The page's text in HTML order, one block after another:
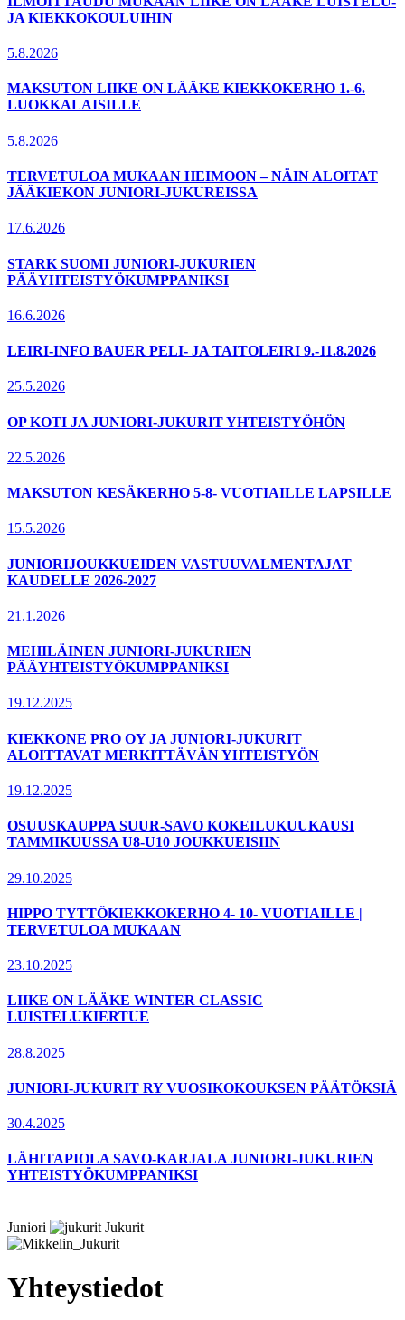
JA KIEKKOKOULUIHIN
5.8.2026
MAKSUTON LIIKE ON LÄÄKE KIEKKOKERHO 1.-6.
LUOKKALAISILLE
5.8.2026
TERVETULOA MUKAAN HEIMOON – NÄIN ALOITAT
JÄÄKIEKON JUNIORI-JUKUREISSA
17.6.2026
STARK SUOMI JUNIORI-JUKURIEN
PÄÄYHTEISTYÖKUMPPANIKSI
16.6.2026
LEIRI-INFO BAUER PELI- JA TAITOLEIRI 9.-11.8.2026
25.5.2026
OP KOTI JA JUNIORI-JUKURIT YHTEISTYÖHÖN
22.5.2026
MAKSUTON KESÄKERHO 5-8- VUOTIAILLE LAPSILLE
15.5.2026
JUNIORIJOUKKUEIDEN VASTUUVALMENTAJAT
KAUDELLE 2026-2027
21.1.2026
MEHILÄINEN JUNIORI-JUKURIEN
PÄÄYHTEISTYÖKUMPPANIKSI
19.12.2025
KIEKKONE PRO OY JA JUNIORI-JUKURIT
ALOITTAVAT MERKITTÄVÄN YHTEISTYÖN
19.12.2025
OSUUSKAUPPA SUUR-SAVO KOKEILUKUUKAUSI
TAMMIKUUSSA U8-U10 JOUKKUEISIIN
29.10.2025
HIPPO TYTTÖKIEKKOKERHO 4- 10- VUOTIAILLE |
TERVETULOA MUKAAN
23.10.2025
LIIKE ON LÄÄKE WINTER CLASSIC
LUISTELUKIERTUE
28.8.2025
JUNIORI-JUKURIT RY VUOSIKOKOUKSEN PÄÄTÖKSIÄ
30.4.2025
LÄHITAPIOLA SAVO-KARJALA JUNIORI-JUKURIEN
YHTEISTYÖKUMPPANIKSI
Juniori Jukurit
Yhteystiedot